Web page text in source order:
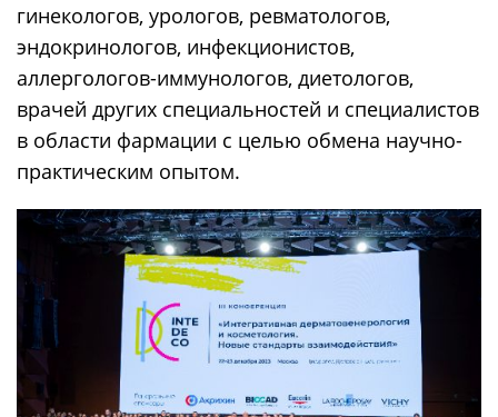
гинекологов, урологов, ревматологов,
эндокринологов, инфекционистов,
аллергологов-иммунологов, диетологов,
врачей других специальностей и специалистов
в области фармации с целью обмена научно-
практическим опытом.